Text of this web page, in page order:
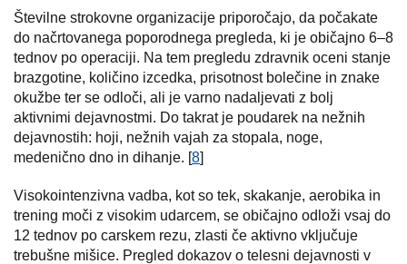
Številne strokovne organizacije priporočajo, da počakate
do načrtovanega poporodnega pregleda, ki je običajno 6–8
tednov po operaciji. Na tem pregledu zdravnik oceni stanje
brazgotine, količino izcedka, prisotnost bolečine in znake
okužbe ter se odloči, ali je varno nadaljevati z bolj
aktivnimi dejavnostmi. Do takrat je poudarek na nežnih
dejavnostih: hoji, nežnih vajah za stopala, noge,
medenično dno in dihanje. [8]
Visokointenzivna vadba, kot so tek, skakanje, aerobika in
trening moči z visokim udarcem, se običajno odloži vsaj do
12 tednov po carskem rezu, zlasti če aktivno vključuje
trebušne mišice. Pregled dokazov o telesni dejavnosti v